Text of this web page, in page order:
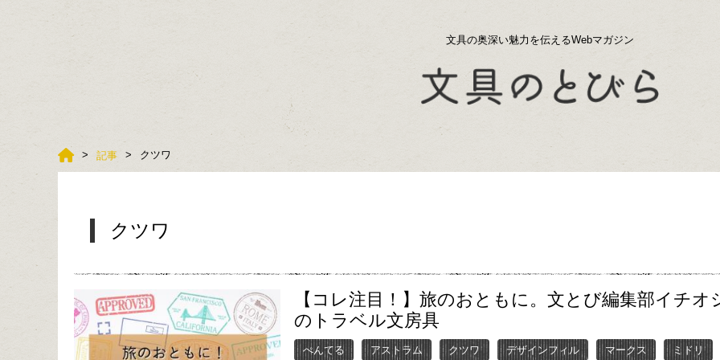
文具の奥深い魅力を伝えるWebマガジン
記事 クツワ
クツワ
【コレ注目！】旅のおともに。文とび編集部イチオ
のトラベル文房具
ぺんてる アストラム クツワ デザインフィル マークス ミドリ